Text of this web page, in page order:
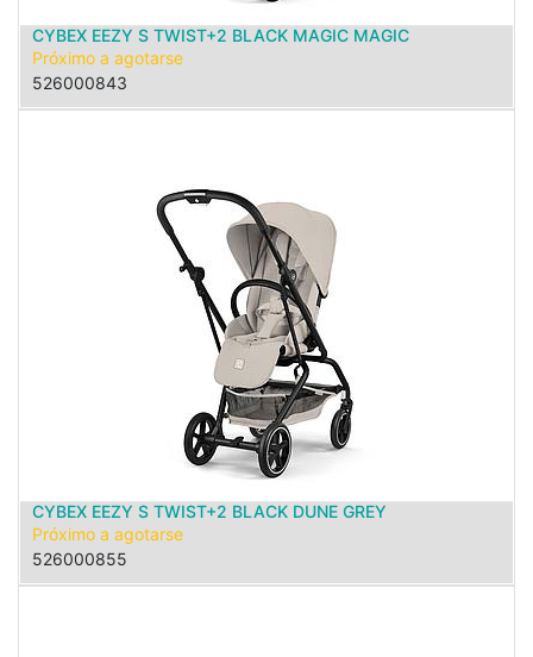
CYBEX EEZY S TWIST+2 BLACK MAGIC MAGIC
Próximo a agotarse
526000843
CYBEX EEZY S TWIST+2 BLACK DUNE GREY
Próximo a agotarse
526000855